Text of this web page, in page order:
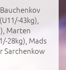
43kg),
Marten
28kg), Mads
Sarchenkow